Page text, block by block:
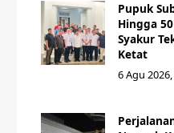
Pupuk
Hingga
Syakur
Ketat
6 Agu